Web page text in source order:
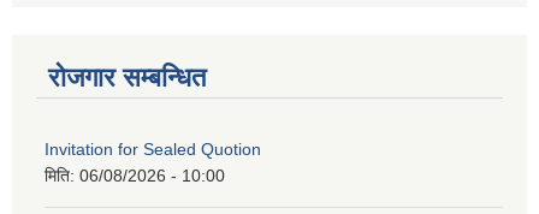
रोजगार सम्बन्धित
Invitation for Sealed Quotion
मिति: 06/08/2026 - 10:00